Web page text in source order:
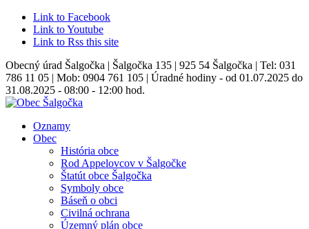
Link to Facebook
Link to Youtube
Link to Rss this site
Obecný úrad Šalgočka | Šalgočka 135 | 925 54 Šalgočka | Tel: 031
786 11 05 | Mob: 0904 761 105 | Úradné hodiny - od 01.07.2025 do
31.08.2025 - 08:00 - 12:00 hod.
Oznamy
Obec
História obce
Rod Appelovcov v Šalgočke
Štatút obce Šalgočka
Symboly obce
Báseň o obci
Civilná ochrana
Územný plán obce